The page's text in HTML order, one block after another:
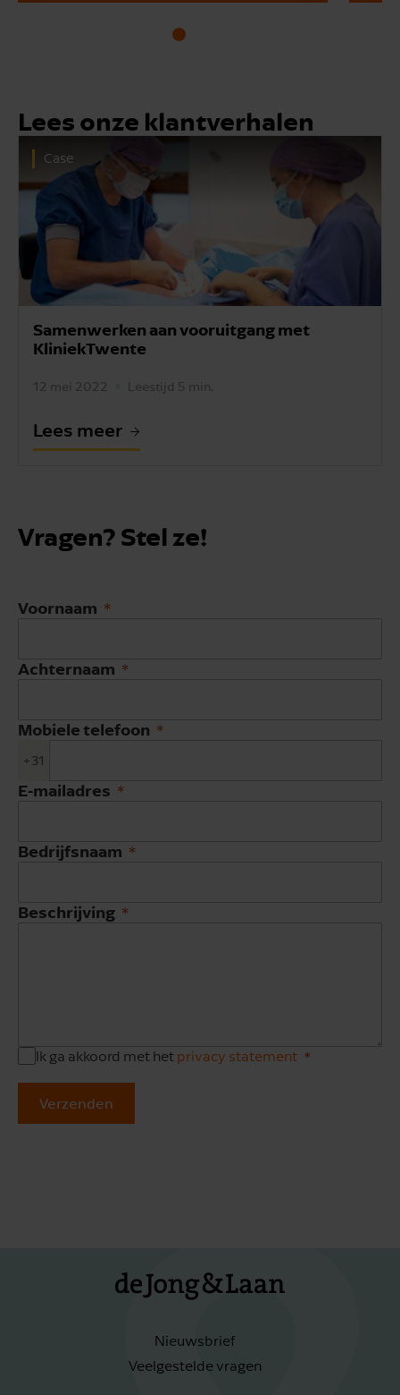
Lees onze klantverhalen
Case
Samenwerken aan vooruitgang met
KliniekTwente
12 mei 2022 Leestijd 5 min.
Lees meer
Vragen? Stel ze!
Voornaam
Achternaam
Mobiele telefoon
+31
E-mailadres
Bedrijfsnaam
Beschrijving
Ik ga akkoord met het privacy statement
Verzenden
Nieuwsbrief
Veelgestelde vragen